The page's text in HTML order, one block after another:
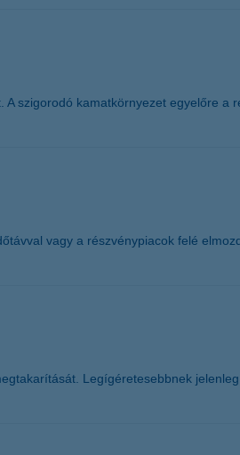
szigorodó kamatkörnyezet egyelőre a
vagy a részvénypiacok felé
Legígéretesebbnek